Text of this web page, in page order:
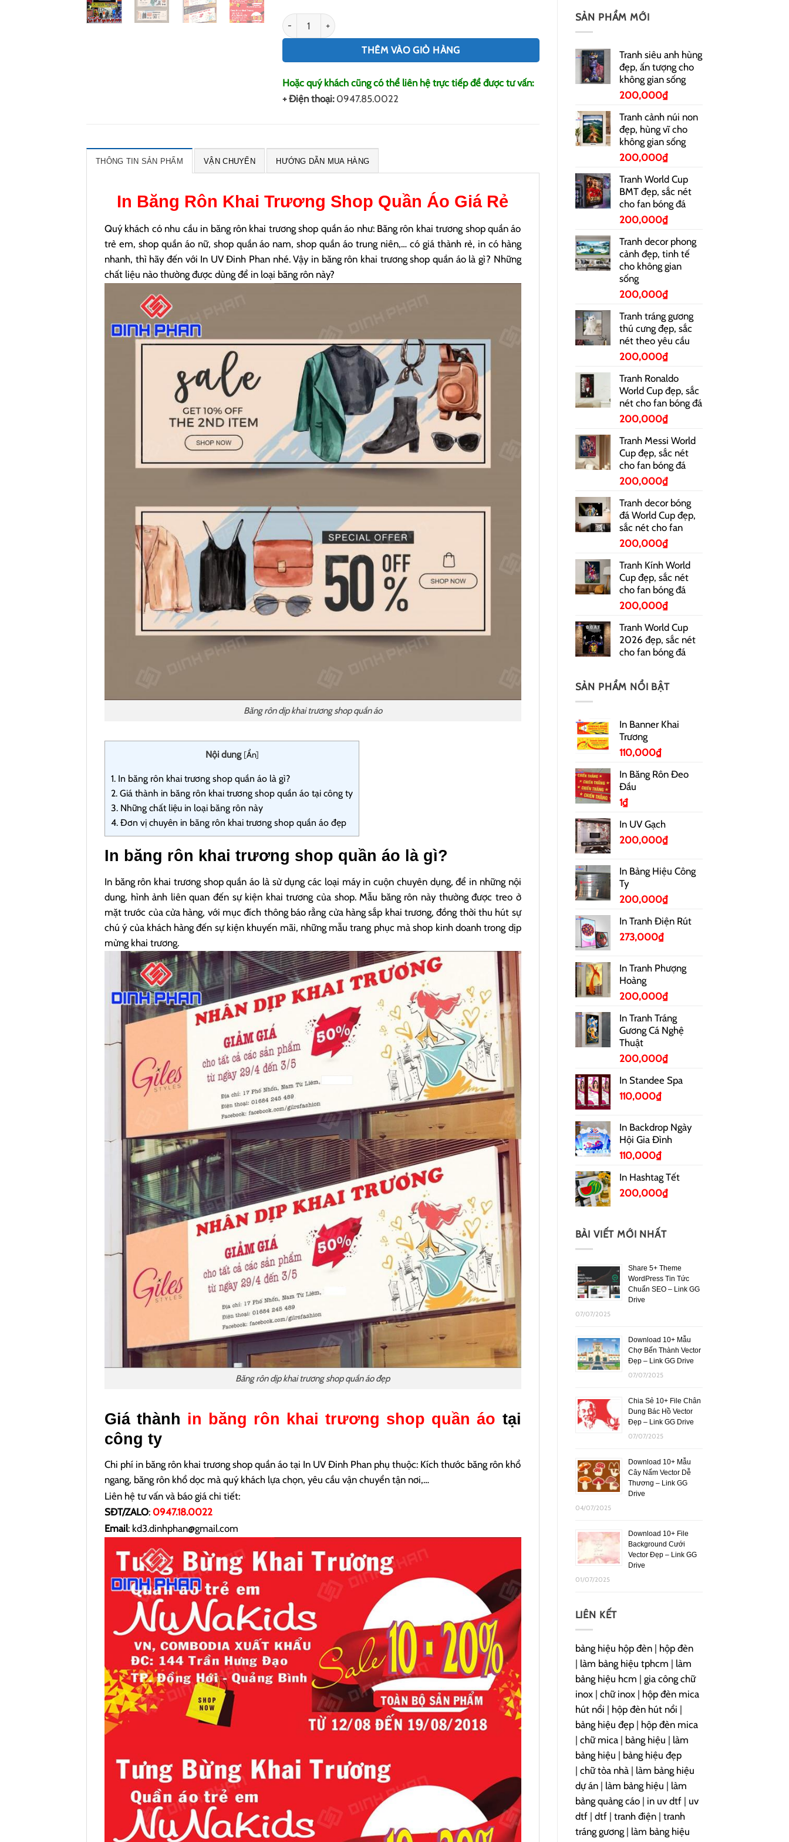
SẢN PHẨM MỚI
Tranh siêu anh hùng
đẹp, ấn tượng cho
không gian sống
200,000₫
Tranh cảnh núi non
đẹp, hùng vĩ cho
không gian sống
200,000₫
Tranh World Cup
BMT đẹp, sắc nét
cho fan bóng đá
200,000₫
Tranh decor phong
cảnh đẹp, tinh tế
cho không gian
sống
200,000₫
Tranh tráng gương
thú cưng đẹp, sắc
nét theo yêu cầu
200,000₫
Tranh Ronaldo
World Cup đẹp, sắc
nét cho fan bóng đá
200,000₫
Tranh Messi World
Cup đẹp, sắc nét
cho fan bóng đá
200,000₫
Tranh decor bóng
đá World Cup đẹp,
sắc nét cho fan
200,000₫
Tranh Kính World
Cup đẹp, sắc nét
cho fan bóng đá
200,000₫
Tranh World Cup
2026 đẹp, sắc nét
cho fan bóng đá
SẢN PHẨM NỔI BẬT
In Banner Khai
Trương
110,000₫
In Băng Rôn Đeo
Đầu
1₫
In UV Gạch
200,000₫
In Bảng Hiệu Công
Ty
200,000₫
In Tranh Điện Rút
273,000₫
In Tranh Phượng
Hoàng
200,000₫
In Tranh Tráng
Gương Cá Nghệ
Thuật
200,000₫
In Standee Spa
110,000₫
In Backdrop Ngày
Hội Gia Đình
110,000₫
In Hashtag Tết
200,000₫
BÀI VIẾT MỚI NHẤT
Share 5+ Theme
WordPress Tin Tức
Chuẩn SEO – Link GG
Drive
07/07/2025
Download 10+ Mẫu
Chợ Bến Thành Vector
Đẹp – Link GG Drive
07/07/2025
Chia Sẻ 10+ File Chân
Dung Bác Hồ Vector
Đẹp – Link GG Drive
07/07/2025
Download 10+ Mẫu
Cây Nấm Vector Dễ
Thương – Link GG
Drive
04/07/2025
Download 10+ File
Background Cưới
Vector Đẹp – Link GG
Drive
01/07/2025
LIÊN KẾT
bảng hiệu hộp đèn| hộp đèn
| làm bảng hiệu tphcm | làm
bảng hiệu hcm | gia công chữ
inox| chữ inox| hộp đèn mica
hút nổi | hộp đèn hút nổi |
bảng hiệu đẹp| hộp đèn mica
| chữ mica| bảng hiệu | làm
bảng hiệu | bảng hiệu đẹp
| chữ tòa nhà| làm bảng hiệu
dự án| làm bảng hiệu | làm
bảng quảng cáo| in uv dtf| uv
dtf| dtf| tranh điện| tranh
tráng gương| làm bảng hiệu
In Băng Rôn Khai Trương Shop Quần Áo số lượng
THÊM VÀO GIỎ HÀNG
Hoặc quý khách cũng có thể liên hệ trực tiếp để được tư vấn:
+ Điện thoại: 0947.85.0022
THÔNG TIN SẢN PHẨM VẬN CHUYỂN HƯỚNG DẪN MUA HÀNG
In Băng Rôn Khai Trương Shop Quần Áo Giá Rẻ
Quý khách có nhu cầu in băng rôn khai trương shop quần áo như: Băng rôn khai trương shop quần áo
trẻ em, shop quần áo nữ, shop quần áo nam, shop quần áo trung niên,… có giá thành rẻ, in có hàng
nhanh, thì hãy đến với In UV Đinh Phan nhé. Vậy in băng rôn khai trương shop quần áo là gì? Những
chất liệu nào thường được dùng để in loại băng rôn này?
Băng rôn dịp khai trương shop quần áo
Nội dung [Ẩn]
1. In băng rôn khai trương shop quần áo là gì?
2. Giá thành in băng rôn khai trương shop quần áo tại công ty
3. Những chất liệu in loại băng rôn này
4. Đơn vị chuyên in băng rôn khai trương shop quần áo đẹp
In băng rôn khai trương shop quần áo là gì?
In băng rôn khai trương shop quần áo là sử dụng các loại máy in cuộn chuyên dụng, để in những nội
dung, hình ảnh liên quan đến sự kiện khai trương của shop. Mẫu băng rôn này thường được treo ở
mặt trước của cửa hàng, với mục đích thông báo rằng cửa hàng sắp khai trương, đồng thời thu hút sự
chú ý của khách hàng đến sự kiện khuyến mãi, những mẫu trang phục mà shop kinh doanh trong dịp
mừng khai trương.
Băng rôn dịp khai trương shop quần áo đẹp
Giá thành in băng rôn khai trương shop quần áo tại
công ty
Chi phí in băng rôn khai trương shop quần áo tại In UV Đinh Phan phụ thuộc: Kích thước băng rôn khổ
ngang, băng rôn khổ dọc mà quý khách lựa chọn, yêu cầu vận chuyển tận nơi,…
Liên hệ tư vấn và báo giá chi tiết:
SĐT/ZALO: 0947.18.0022
Email: kd3.dinhphan@gmail.com